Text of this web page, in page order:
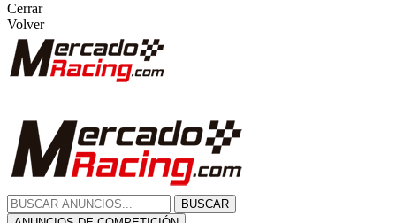
Cerrar
Volver
BUSCAR
ANUNCIOS DE COMPETICIÓN